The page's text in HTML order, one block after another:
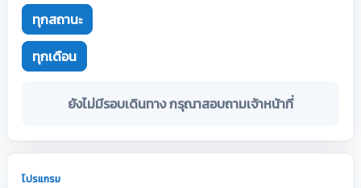
ทุกสถานะ
ทุกเดือน
ยังไม่มีรอบเดินทาง กรุณาสอบถามเจ้าหน้าที่
โปรแกรม